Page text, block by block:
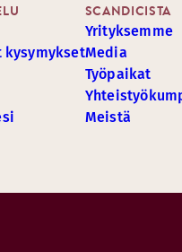
kysymykset
SCANDICISTA
Yrityksemme
Media
Työpaikat
Meistä